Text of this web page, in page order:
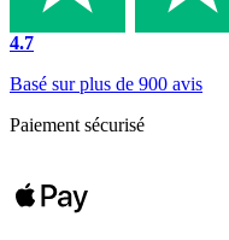
4.7
Basé sur plus de 900 avis
Paiement sécurisé